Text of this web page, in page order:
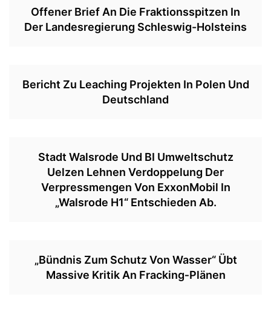
Offener Brief An Die Fraktionsspitzen In
Der Landesregierung Schleswig-Holsteins
Bericht Zu Leaching Projekten In Polen Und
Deutschland
Stadt Walsrode Und BI Umweltschutz
Uelzen Lehnen Verdoppelung Der
Verpressmengen Von ExxonMobil In
„Walsrode H1“ Entschieden Ab.
„Bündnis Zum Schutz Von Wasser“ Übt
Massive Kritik An Fracking‐Plänen